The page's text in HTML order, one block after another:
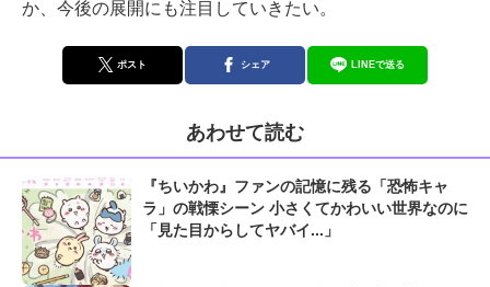
か、今後の展開にも注目していきたい。
ポスト シェア LINEで送る
あわせて読む
『ちいかわ』ファンの記憶に残る「恐怖キャ
ラ」の戦慄シーン 小さくてかわいい世界なのに
「見た目からしてヤバイ...」